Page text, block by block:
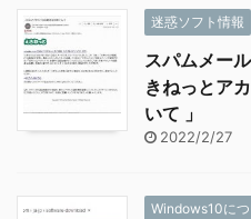
迷惑ソフト情報
スパムメー
きねっとア
いて 」
2022/2/27
Windows10に